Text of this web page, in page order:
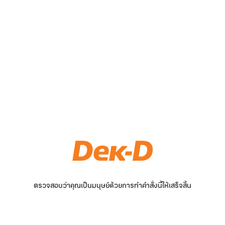
ตรวจสอบว่าคุณเป็นมนุษย์ด้วยการทำคำสั่งนี้ให้เสร็จสิ้น